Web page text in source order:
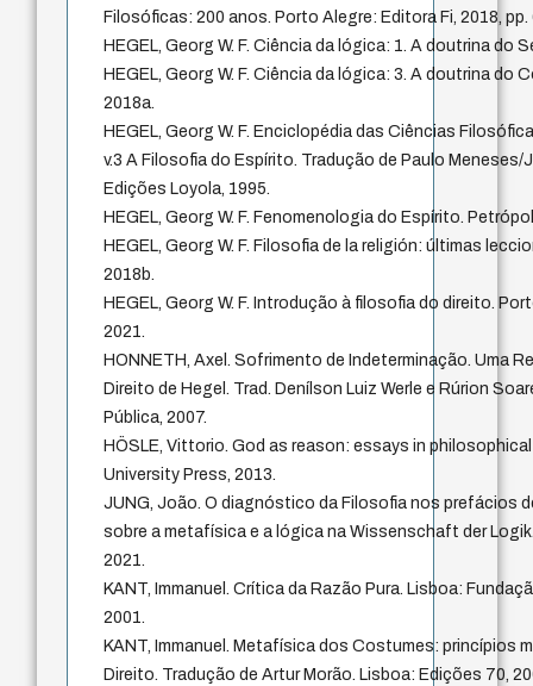
Filosóficas: 200 anos. Porto Alegre: Editora Fi, 2018, pp.
HEGEL, Georg W. F. Ciência da lógica: 1. A doutrina do
HEGEL, Georg W. F. Ciência da lógica: 3. A doutrina do
2018a.
HEGEL, Georg W. F. Enciclopédia das Ciências
v.3 A Filosofia do Espírito. Tradução de Paulo
Edições Loyola, 1995.
HEGEL, Georg W. F. Fenomenologia do Espírito.
HEGEL, Georg W. F. Filosofia de la religión: últimas
2018b.
HEGEL, Georg W. F. Introdução à filosofia do direito.
2021.
HONNETH, Axel. Sofrimento de Indeterminação. Uma
Direito de Hegel. Trad. Denílson Luiz Werle e Rúrion
Pública, 2007.
HÖSLE, Vittorio. God as reason: essays in
University Press, 2013.
JUNG, João. O diagnóstico da Filosofia nos prefácios
sobre a metafísica e a lógica na Wissenschaft der
2021.
KANT, Immanuel. Crítica da Razão Pura. Lisboa:
2001.
KANT, Immanuel. Metafísica dos Costumes: princípios
Direito. Tradução de Artur Morão. Lisboa: Edições 70,